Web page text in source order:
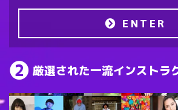
ENTER
厳選された一流インストラ